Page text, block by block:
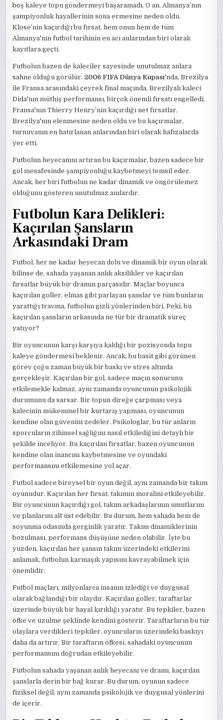
boş kaleye topu göndermeyi başaramadı. O an, Almanya’nın
şampiyonluk hayallerinin sona ermesine neden oldu.
Klose’nin kaçırdığı bu fırsat, hem onun hem de tüm
Almanya'nın futbol tarihinin en acı anlarından biri olarak
kayıtlara geçti.
Futbolun bazen de kaleciler sayesinde unutulmaz anlara
sahne olduğu görülür. 2006 FIFA Dünya Kupası'nda, Brezilya
ile Fransa arasındaki çeyrek final maçında, Brezilyalı kaleci
Dida'nın müthiş performansı, birçok önemli fırsatı engelledi.
Fransa'nın Thierry Henry’nin kaçırdığı net fırsatlar,
Brezilya'nın elenmesine neden oldu ve bu kaçırmalar,
turnuvanın en hatırlanan anlarından biri olarak hafızalarda
yer etti.
Futbolun heyecanını artıran bu kaçırmalar, bazen sadece bir
gol mesafesinde şampiyonluğu kaybetmeyi temsil eder.
Ancak, her biri futbolun ne kadar dinamik ve öngörülemez
olduğunu gösteren unutulmaz anılardır.
Futbolun Kara Delikleri:
Kaçırılan Şansların
Arkasındaki Dram
Futbol, her ne kadar heyecan dolu ve dinamik bir oyun olarak
bilinse de, sahada yaşanan anlık aksilikler ve kaçırılan
fırsatlar büyük bir dramın parçasıdır. Maçlar boyunca
kaçırılan goller, elmas gibi parlayan şanslar ve tüm bunların
yarattığı travma, futbolun gizli yönlerinden biri. Peki, bu
kaçırılan şansların arkasında ne tür bir dramatik süreç
yatıyor?
Bir oyuncunun karşı karşıya kaldığı bir pozisyonda topu
kaleye göndermesi beklenir. Ancak, bu basit gibi görünen
görev çoğu zaman büyük bir baskı ve stres altında
gerçekleşir. Kaçırılan bir gol, sadece maçın sonucunu
etkilemekle kalmaz, aynı zamanda oyuncunun psikolojik
durumunu da sarsar. Bir topun direğe çarpması veya
kalecinin mükemmel bir kurtarış yapması, oyuncunun
kendine olan güvenini zedeler. Psikologlar, bu tür anların
sporcuların zihinsel sağlığını nasıl etkilediğini detaylı bir
şekilde inceliyor. Bu kaçırılan fırsatlar, bazen oyuncunun
kendine olan inancını kaybetmesine ve oyundaki
performansını etkilemesine yol açar.
Futbol sadece bireysel bir oyun değil, aynı zamanda bir takım
oyunudur. Kaçırılan her fırsat, takımın moralini etkileyebilir.
Bir oyuncunun kaçırdığı gol, takım arkadaşlarının umutlarını
ve planlarını alt üst edebilir. Bu durum, hem sahada hem de
soyunma odasında gerginlik yaratır. Takım dinamiklerinin
bozulması, performans düşüşüne neden olabilir. İşte bu
yüzden, kaçırılan her şansın takım üzerindeki etkilerini
anlamak, futbolun karmaşık yapısını kavrayabilmek için
önemlidir.
Futbol maçları, milyonlarca insanın izlediği ve duygusal
olarak bağlandığı bir olaydır. Kaçırılan goller, taraftarlar
üzerinde büyük bir hayal kırıklığı yaratır. Bu tepkiler, bazen
öfke ve üzülme şeklinde kendini gösterir. Taraftarların bu tür
olaylara verdikleri tepkiler, oyuncuların üzerindeki baskıyı
daha da artırır. Bir taraftarın öfkesi, sahadaki oyuncunun
performansını doğrudan etkileyebilir.
Futbolun sahada yaşanan anlık heyecanı ve dramı, kaçırılan
şanslarla derin bir bağ kurar. Bu durum, oyunun sadece
fiziksel değil, aynı zamanda psikolojik ve duygusal yönlerini
de içerir.